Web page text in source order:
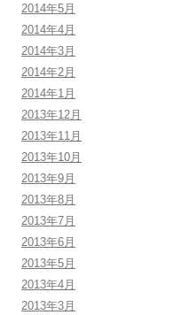
2014年5月
2014年4月
2014年3月
2014年2月
2014年1月
2013年12月
2013年11月
2013年10月
2013年9月
2013年8月
2013年7月
2013年6月
2013年5月
2013年4月
2013年3月